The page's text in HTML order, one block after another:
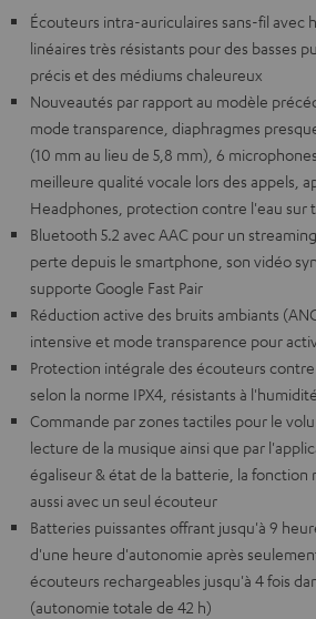
Écouteurs intra-auriculaires sans-fil avec
linéaires très résistants pour des basses
précis et des médiums chaleureux
Nouveautés par rapport au modèle
mode transparence, diaphragmes
(10 mm au lieu de 5,8 mm), 6
meilleure qualité vocale lors des appels,
Headphones, protection contre l'eau sur
Bluetooth 5.2 avec AAC pour un
perte depuis le smartphone, son vidéo
supporte Google Fast Pair
Réduction active des bruits ambiants
intensive et mode transparence pour
Protection intégrale des écouteurs
selon la norme IPX4, résistants à l'humidité
Commande par zones tactiles pour le
lecture de la musique ainsi que par
égaliseur & état de la batterie, la fonction
aussi avec un seul écouteur
Batteries puissantes offrant jusqu'à 9
d'une heure d'autonomie après
écouteurs rechargeables jusqu'à 4 fois
(autonomie totale de 42 h)